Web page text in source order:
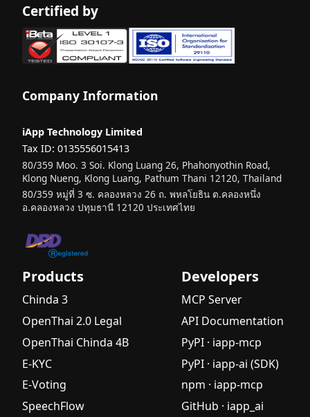
Certified by
Company Information
iApp Technology Limited
Tax ID: 0135556015413
80/359 Moo. 3 Soi. Klong Luang 26, Phahonyothin Road,
Klong Nueng, Klong Luang, Pathum Thani 12120, Thailand
80/359 หมู่ที่ 3 ซ. คลองหลวง 26 ถ. พหลโยธิน ต.คลองหนึ่ง
อ.คลองหลวง ปทุมธานี 12120 ประเทศไทย
Products
Chinda 3
OpenThai 2.0 Legal
OpenThai Chinda 4B
E-KYC
E-Voting
SpeechFlow
Developers
MCP Server
API Documentation
PyPI · iapp-mcp
PyPI · iapp-ai (SDK)
npm · iapp-mcp
GitHub · iapp_ai